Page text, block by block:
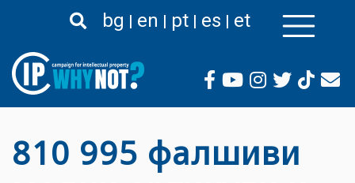
към
съдържание
bg en pt es et
810 995 фалшиви